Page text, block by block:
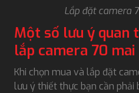
Lắp đặt camera
Một số lưu ý quan
lắp camera 70 mai
Khi chọn mua và lắp đặt
lưu ý thiết thực bạn cần